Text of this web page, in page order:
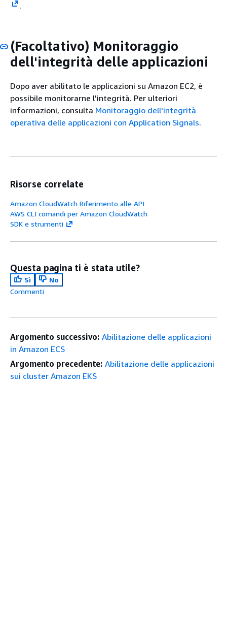
.
(Facoltativo) Monitoraggio
dell'integrità delle applicazioni
Dopo aver abilitato le applicazioni su Amazon EC2, è
possibile monitorarne l'integrità. Per ulteriori
informazioni, consulta Monitoraggio dell'integrità
operativa delle applicazioni con Application Signals.
Risorse correlate
Amazon CloudWatch Riferimento alle API
AWS CLI comandi per Amazon CloudWatch
SDK e strumenti
Questa pagina ti è stata utile?
Sì
No
Commenti
Argomento successivo: Abilitazione delle applicazioni
in Amazon ECS
Argomento precedente: Abilitazione delle applicazioni
sui cluster Amazon EKS